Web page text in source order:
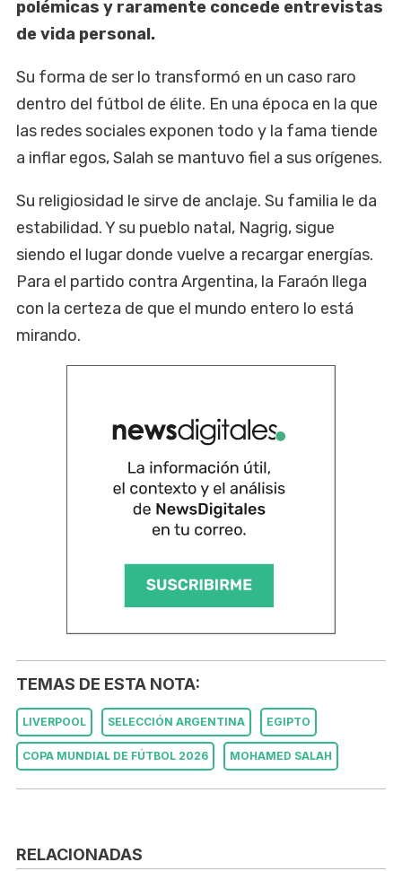
polémicas y raramente concede entrevistas
de vida personal.
Su forma de ser lo transformó en un caso raro
dentro del fútbol de élite. En una época en la que
las redes sociales exponen todo y la fama tiende
a inflar egos, Salah se mantuvo fiel a sus orígenes.
Su religiosidad le sirve de anclaje. Su familia le da
estabilidad. Y su pueblo natal, Nagrig, sigue
siendo el lugar donde vuelve a recargar energías.
Para el partido contra Argentina, la Faraón llega
con la certeza de que el mundo entero lo está
mirando.
TEMAS DE ESTA NOTA:
LIVERPOOL SELECCIÓN ARGENTINA EGIPTO
COPA MUNDIAL DE FÚTBOL 2026 MOHAMED SALAH
RELACIONADAS